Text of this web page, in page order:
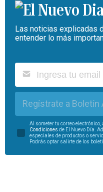
Las noticias explicadas
entender lo más
Regístrate a Boletín
Al someter tu correo electrónico,
Condiciones de El Nuevo Día.
especiales de productos o
Podrás optar salirte de los